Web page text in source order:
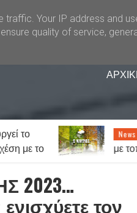
News
Καιρός: Γενικά αίθριος
με τοπικές βροχές στα ορεινά
2023…
τον
Your IP address and
quality of service,